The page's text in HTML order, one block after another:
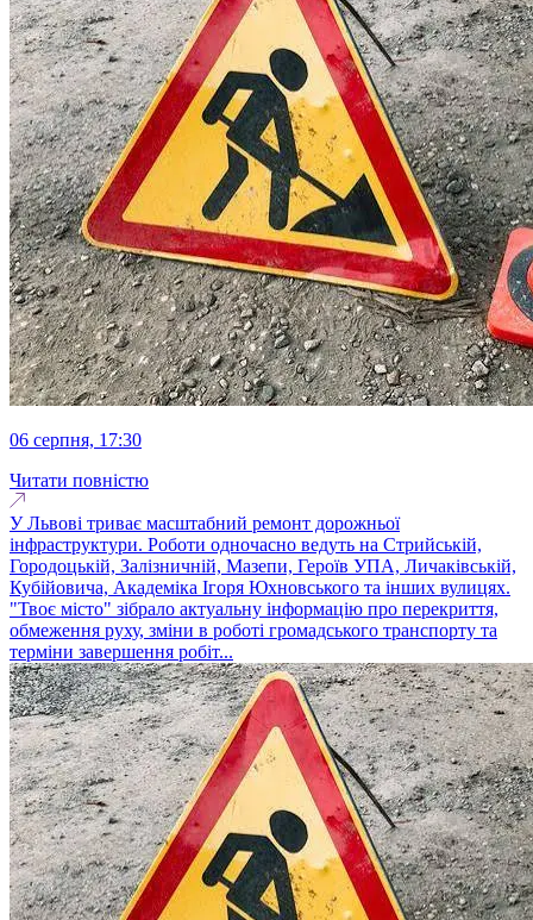
06 серпня, 17:30
Читати повністю
У Львові триває масштабний ремонт дорожньої
інфраструктури. Роботи одночасно ведуть на Стрийській,
Городоцькій, Залізничній, Мазепи, Героїв УПА, Личаківській,
Кубійовича, Академіка Ігоря Юхновського та інших вулицях.
"Твоє місто" зібрало актуальну інформацію про перекриття,
обмеження руху, зміни в роботі громадського транспорту та
терміни завершення робіт...